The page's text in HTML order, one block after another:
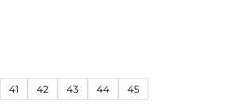
41 42 43 44 45